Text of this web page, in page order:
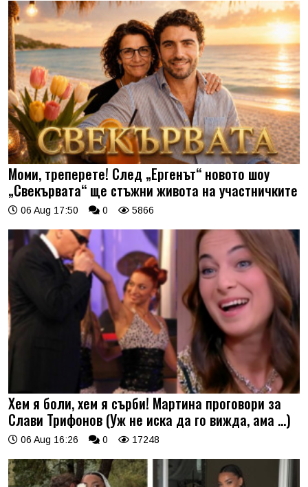
Моми, треперете! След „Ергенът“ новото шоу
„Свекървата“ ще стъжни живота на участничките
06 Aug 17:50 0 5866
Хем я боли, хем я сърби! Мартина проговори за
Слави Трифонов (Уж не иска да го вижда, ама …)
06 Aug 16:26 0 17248